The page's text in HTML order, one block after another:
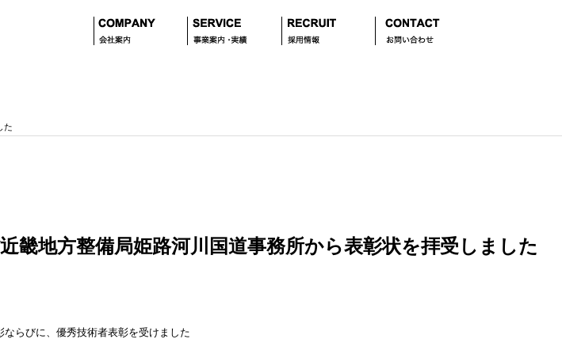
た
畿地方整備局姫路河川国道事務所から表彰状を拝受しました
らびに、優秀技術者表彰を受けました